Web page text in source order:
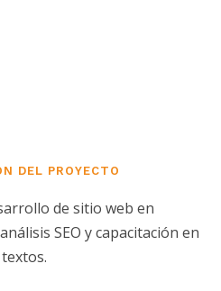
DEL PROYECTO
de sitio web en
SEO y capacitación en